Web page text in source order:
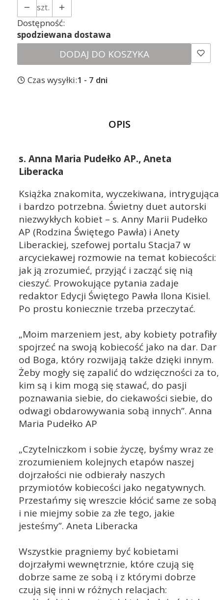
szt.
Dostępność:
spodziewana dostawa
DODAJ DO KOSZYKA
Czas wysyłki:1 - 7 dni
OPIS
s. Anna Maria Pudełko AP., Aneta
Liberacka
Książka znakomita, wyczekiwana, intrygująca
i bardzo potrzebna. Świetny duet autorski
niezwykłych kobiet – s. Anny Marii Pudełko
AP (Rodzina Świętego Pawła) i Anety
Liberackiej, szefowej portalu Stacja7 w
arcyciekawej rozmowie na temat kobiecości:
jak ją zrozumieć, przyjąć i zacząć się nią
cieszyć. Prowokujące pytania zadaje
redaktor Edycji Świętego Pawła Ilona Kisiel.
Po prostu koniecznie trzeba przeczytać.
„Moim marzeniem jest, aby kobiety potrafiły
spojrzeć na swoją kobiecość jako na dar. Dar
od Boga, który rozwijają także dzięki innym.
Żeby mogły się zapalić do wdzięczności za to,
kim są i kim mogą się stawać, do pasji
poznawania siebie, do ciekawości siebie, do
odwagi obdarowywania sobą innych”. Anna
Maria Pudełko AP
„Czytelniczkom i sobie życzę, byśmy wraz ze
zrozumieniem kolejnych etapów naszej
dojrzałości nie odbierały naszych
przymiotów kobiecości jako negatywnych.
Przestańmy się wreszcie kłócić same ze sobą
i nie miejmy sobie za złe tego, jakie
jesteśmy”. Aneta Liberacka
Wszystkie pragniemy być kobietami
dojrzałymi wewnętrznie, które czują się
dobrze same ze sobą i z którymi dobrze
czują się inni w różnych relacjach: